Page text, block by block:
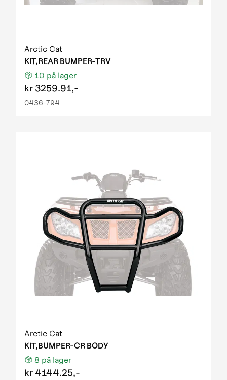
Arctic Cat
KIT,REAR BUMPER-TRV
10 på lager
kr 3259.91,-
0436-794
Arctic Cat
KIT,BUMPER-CR BODY
8 på lager
kr4144.25,-